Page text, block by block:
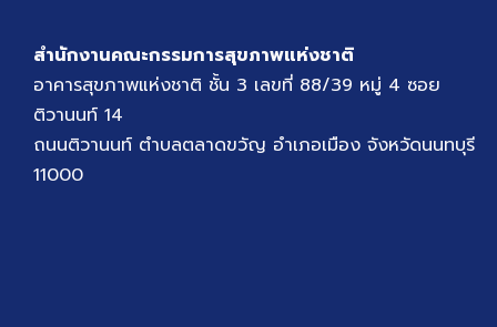
สำนักงานคณะกรรมการสุขภาพแห่งชาติ
อาคารสุขภาพแห่งชาติ ชั้น 3 เลขที่ 88/39 หมู่ 4 ซอย
ติวานนท์ 14
ถนนติวานนท์ ตำบลตลาดขวัญ อำเภอเมือง จังหวัดนนทบุรี
11000